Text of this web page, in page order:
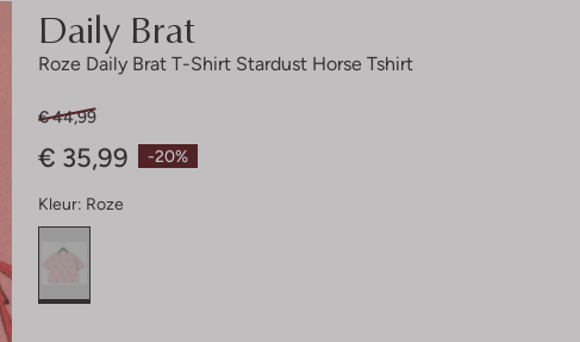
Daily Brat
Roze Daily Brat T-Shirt Stardust Horse Tshirt
-20%
€ 44,99
€ 35,99
Kleur: Roze